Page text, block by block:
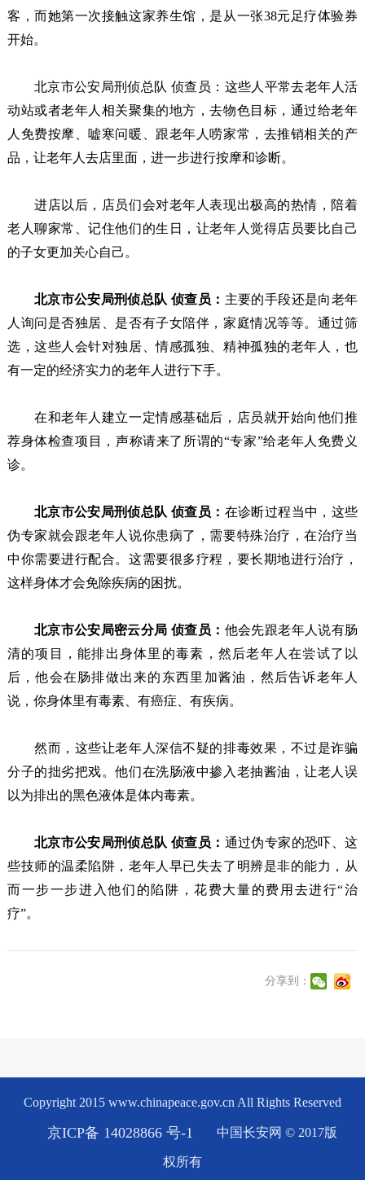
客，而她第一次接触这家养生馆，是从一张38元足疗体验券
开始。
北京市公安局刑侦总队 侦查员：这些人平常去老年人活
动站或者老年人相关聚集的地方，去物色目标，通过给老年
人免费按摩、嘘寒问暖、跟老年人唠家常，去推销相关的产
品，让老年人去店里面，进一步进行按摩和诊断。
进店以后，店员们会对老年人表现出极高的热情，陪着
老人聊家常、记住他们的生日，让老年人觉得店员要比自己
的子女更加关心自己。
北京市公安局刑侦总队 侦查员： 主要的手段还是向老年
人询问是否独居、是否有子女陪伴，家庭情况等等。通过筛
选，这些人会针对独居、情感孤独、精神孤独的老年人，也
有一定的经济实力的老年人进行下手。
在和老年人建立一定情感基础后，店员就开始向他们推
荐身体检查项目，声称请来了所谓的“专家”给老年人免费义
诊。
北京市公安局刑侦总队 侦查员： 在诊断过程当中，这些
伪专家就会跟老年人说你患病了，需要特殊治疗，在治疗当
中你需要进行配合。这需要很多疗程，要长期地进行治疗，
这样身体才会免除疾病的困扰。
北京市公安局密云分局 侦查员： 他会先跟老年人说有肠
清的项目，能排出身体里的毒素，然后老年人在尝试了以
后，他会在肠排做出来的东西里加酱油，然后告诉老年人
说，你身体里有毒素、有癌症、有疾病。
然而，这些让老年人深信不疑的排毒效果，不过是诈骗
分子的拙劣把戏。他们在洗肠液中掺入老抽酱油，让老人误
以为排出的黑色液体是体内毒素。
北京市公安局刑侦总队 侦查员： 通过伪专家的恐吓、这
些技师的温柔陷阱，老年人早已失去了明辨是非的能力，从
而一步一步进入他们的陷阱，花费大量的费用去进行“治
疗”。
分享到：
Copyright 2015 www.chinapeace.gov.cn All Rights Reserved
京ICP备 14028866 号-1 中国长安网 © 2017版
权所有